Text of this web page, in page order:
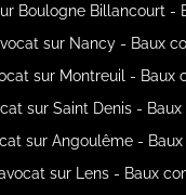
Boulogne Billancourt -
sur Nancy - Baux
sur Montreuil - Baux
sur Saint Denis -
sur Angoulême -
sur Lens - Baux